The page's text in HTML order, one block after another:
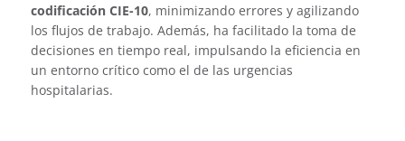
codificación CIE-10, minimizando errores y agilizando
los flujos de trabajo. Además, ha facilitado la toma de
decisiones en tiempo real, impulsando la eficiencia en
un entorno crítico como el de las urgencias
hospitalarias.